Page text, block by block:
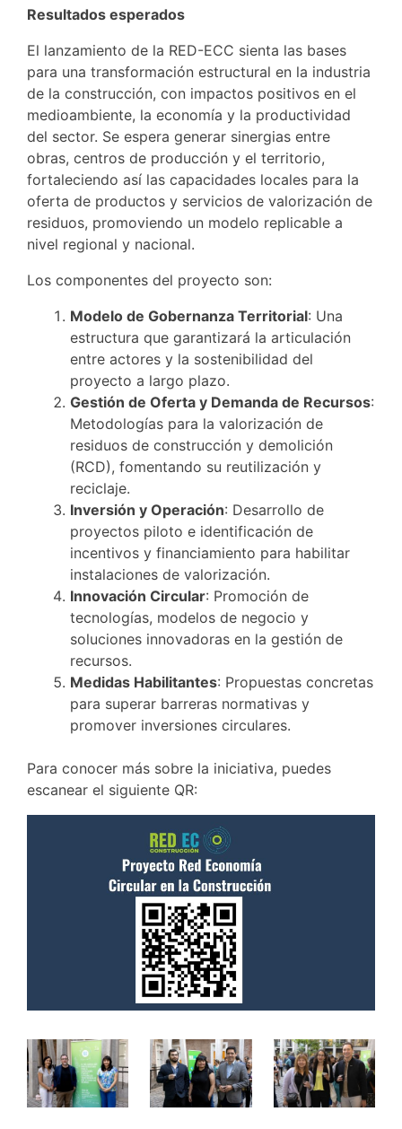
Resultados esperados
El lanzamiento de la RED-ECC sienta las bases
para una transformación estructural en la industria
de la construcción, con impactos positivos en el
medioambiente, la economía y la productividad
del sector. Se espera generar sinergias entre
obras, centros de producción y el territorio,
fortaleciendo así las capacidades locales para la
oferta de productos y servicios de valorización de
residuos, promoviendo un modelo replicable a
nivel regional y nacional.
Los componentes del proyecto son:
Modelo de Gobernanza Territorial: Una
estructura que garantizará la articulación
entre actores y la sostenibilidad del
proyecto a largo plazo.
Gestión de Oferta y Demanda de Recursos:
Metodologías para la valorización de
residuos de construcción y demolición
(RCD), fomentando su reutilización y
reciclaje.
Inversión y Operación: Desarrollo de
proyectos piloto e identificación de
incentivos y financiamiento para habilitar
instalaciones de valorización.
Innovación Circular: Promoción de
tecnologías, modelos de negocio y
soluciones innovadoras en la gestión de
recursos.
Medidas Habilitantes: Propuestas concretas
para superar barreras normativas y
promover inversiones circulares.
Para conocer más sobre la iniciativa, puedes
escanear el siguiente QR: